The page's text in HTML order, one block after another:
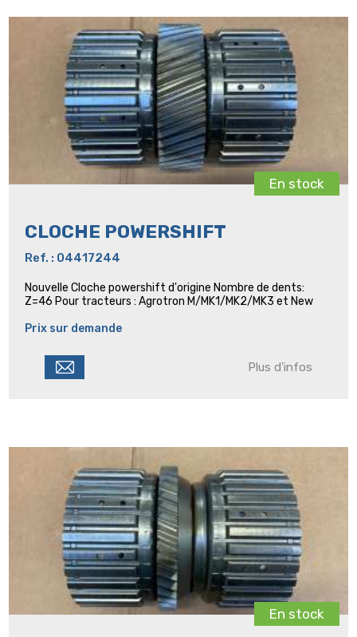
En stock
CLOCHE POWERSHIFT
Ref. : 04417244
Nouvelle Cloche powershift d'origine Nombre de dents:
Z=46 Pour tracteurs : Agrotron M/MK1/MK2/MK3 et New
Prix sur demande
Plus d'infos
En stock